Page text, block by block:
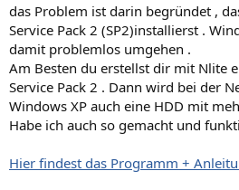
das Problem ist darin begründet ,
Service Pack 2 (SP2)installierst .
damit problemlos umgehen .
Am Besten du erstellst dir mit Nlite
Service Pack 2 . Dann wird bei der
Windows XP auch eine HDD mit
Habe ich auch so gemacht und
Hier findest das Programm +